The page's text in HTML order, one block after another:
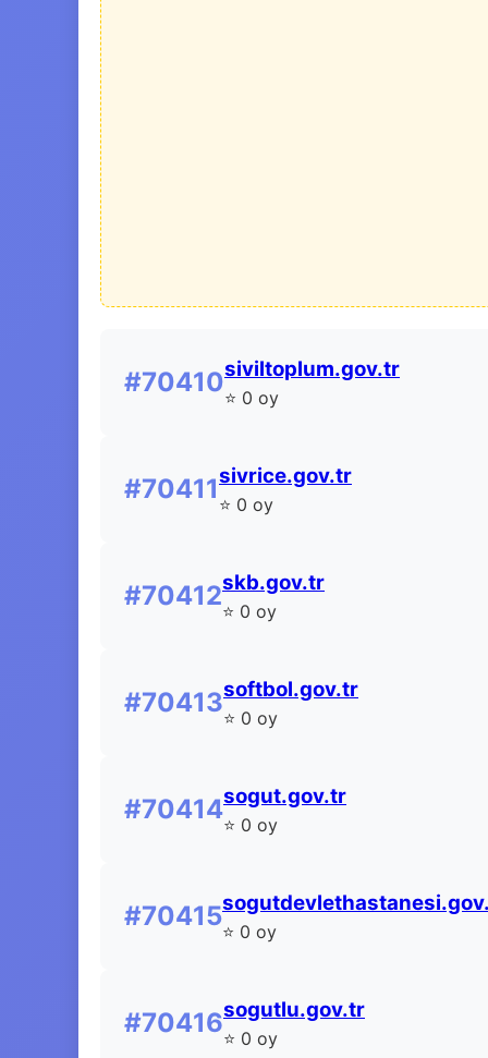
#70410siviltoplum.gov.tr
⭐ 0 oy
#70411sivrice.gov.tr
⭐ 0 oy
#70412skb.gov.tr
⭐ 0 oy
#70413softbol.gov.tr
⭐ 0 oy
#70414sogut.gov.tr
⭐ 0 oy
#70415⭐ 0 oy
#70416sogutlu.gov.tr
⭐ 0 oy